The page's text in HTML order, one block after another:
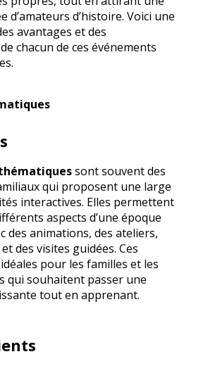
d’amateurs d’histoire. Voici une
avantages et des
chacun de ces événements
sont souvent des
qui proposent une large
interactives. Elles permettent
aspects d’une époque
des animations, des ateliers,
des visites guidées. Ces
pour les familles et les
qui souhaitent passer une
tout en apprenant.